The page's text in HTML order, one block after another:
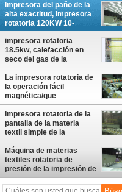
Impresora del paño de la
alta exactitud, impresora
rotatoria 120KW 10-
100m/Min
impresora rotatoria
18.5kw, calefacción en
seco del gas de la
impresora de la pantalla
de la materia textil
La impresora rotatoria de
la operación fácil
magnética/que
raspaba/combinó el tipo
Impresora rotatoria de la
pantalla de la materia
textil simple de la
operación con la cabeza
abierta de la pantalla
Máquina de materias
textiles rotatoria de
presión de la impresión de
la pantalla, impresora de
la pantalla de la tela